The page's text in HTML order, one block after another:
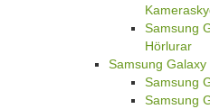
Samsung
Hörlurar
Samsung Galaxy
Samsung
Samsung